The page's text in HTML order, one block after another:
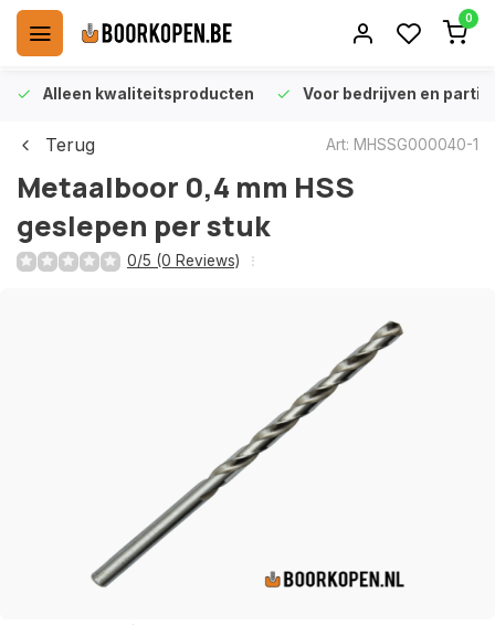
0
Alleen kwaliteitsproducten Voor bedrijven en
Terug Art: MHSSG000040-1
Metaalboor 0,4 mm HSS
geslepen per stuk
0/5 (0 Reviews)